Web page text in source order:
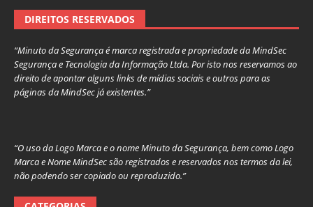
DIREITOS RESERVADOS
“Minuto da Segurança é marca registrada e propriedade da MindSec
Segurança e Tecnologia da Informação Ltda. Por isto nos reservamos ao
direito de apontar alguns links de mídias sociais e outros para as
páginas da MindSec já existentes.”
“O uso da Logo Marca e o nome Minuto da Segurança, bem como Logo
Marca e Nome MindSec são registrados e reservados nos termos da lei,
não podendo ser copiado ou reproduzido.”